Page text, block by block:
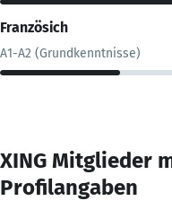
Französich
A1-A2 (Grundkenntnisse)
XING Mitglieder
Profilangaben